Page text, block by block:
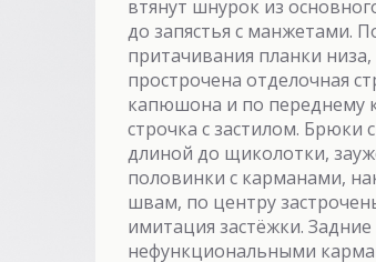
втянут шнурок из
до запястья с манжетами.
притачивания планки
прострочена отделочная
капюшона и по переднему
строчка с застилом. Брюки
длиной до щиколотки,
половинки с карманами,
швам, по центру
имитация застёжки.
нефункциональными